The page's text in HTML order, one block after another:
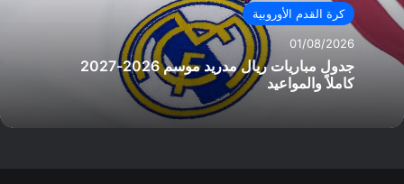
كرة القدم الأوروبية
01/08/2026
جدول مباريات ريال مدريد موسم 2026-2027
كاملاً والمواعيد